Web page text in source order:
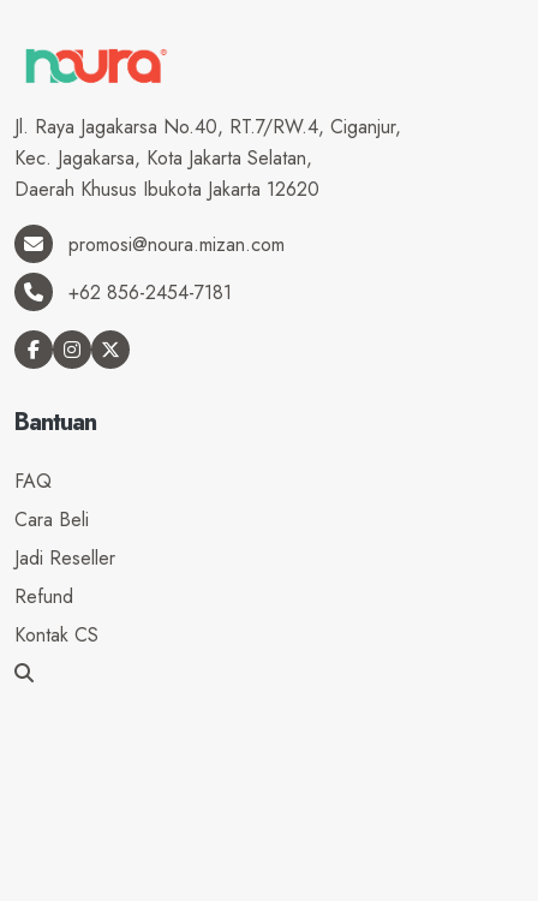
Jl. Raya Jagakarsa No.40, RT.7/RW.4, Ciganjur,
Kec. Jagakarsa, Kota Jakarta Selatan,
Daerah Khusus Ibukota Jakarta 12620
promosi@noura.mizan.com
+62 856-2454-7181
Bantuan
FAQ
Cara Beli
Jadi Reseller
Refund
Kontak CS